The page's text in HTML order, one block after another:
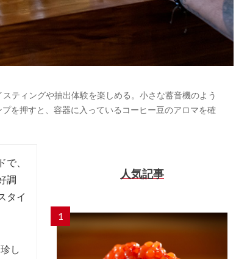
ティングや抽出体験を楽しめる。小さな蓄音機のよう
を押すと、容器に入っているコーヒー豆のアロマを確
、
調
タイ
し
人気記事
1